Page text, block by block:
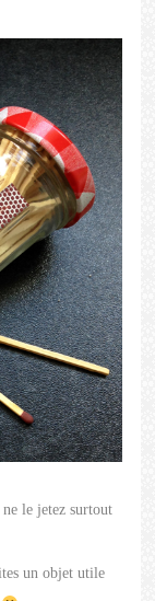
le jetez surtout
un objet utile